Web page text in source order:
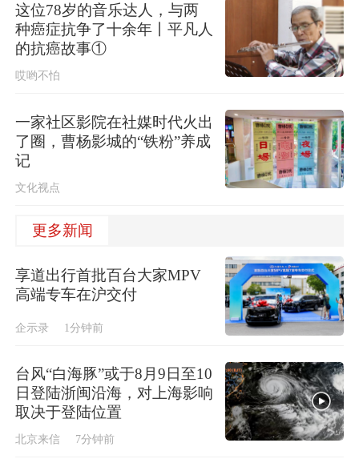
这位78岁的音乐达人，与两
种癌症抗争了十余年丨平凡人
的抗癌故事①
哎哟不怕
一家社区影院在社媒时代火出
了圈，曹杨影城的“铁粉”养成
记
文化视点
更多新闻
享道出行首批百台大家MPV
高端专车在沪交付
企示录 1分钟前
台风“白海豚”或于8月9日至10
日登陆浙闽沿海，对上海影响
取决于登陆位置
北京来信 7分钟前